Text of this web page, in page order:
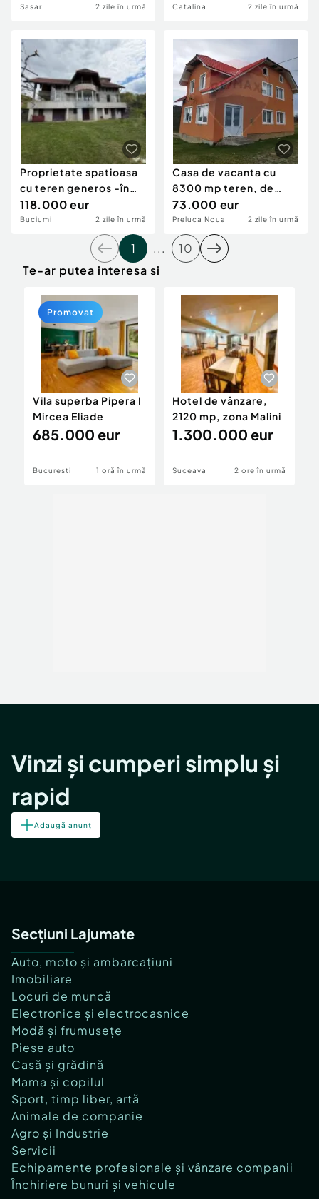
Sasar 2 zile în urmă Catalina 2 zile în urmă
Proprietate spatioasa
cu teren generos -în
Buciumi /Somc...
118.000 eur
Buciumi 2 zile în urmă
Casa de vacanta cu
8300 mp teren, de
vanzare in Preluca N...
73.000 eur
Preluca Noua 2 zile în urmă
1 ...
10
Te-ar putea interesa si
Vila superba Pipera I
Mircea Eliade
685.000 eur
Bucuresti 1 oră în urmă
Promovat
Hotel de vânzare,
2120 mp, zona Malini
1.300.000 eur
Suceava 2 ore în urmă
Vinzi și cumperi simplu și
rapid
Adaugă anunț
Secțiuni Lajumate
Auto, moto și ambarcațiuni
Imobiliare
Locuri de muncă
Electronice și electrocasnice
Modă și frumusețe
Piese auto
Casă și grădină
Mama și copilul
Sport, timp liber, artă
Animale de companie
Agro și Industrie
Servicii
Echipamente profesionale și vânzare companii
Închiriere bunuri și vehicule